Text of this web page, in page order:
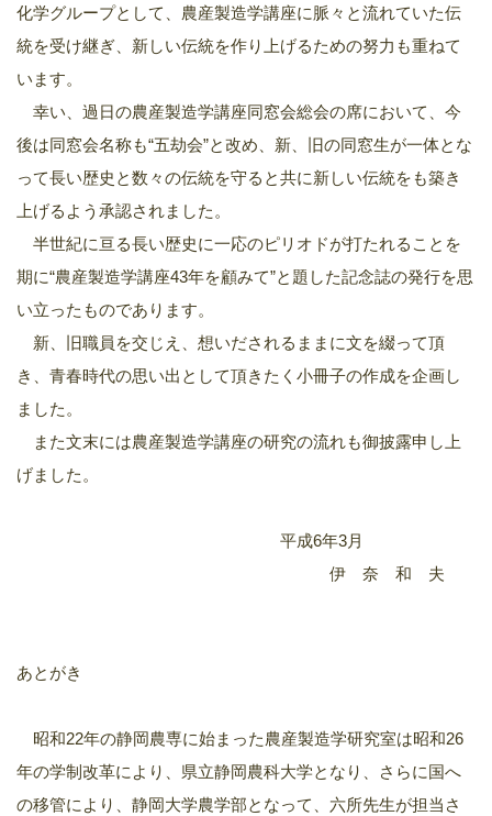
化学グループとして、農産製造学講座に脈々と流れていた伝
統を受け継ぎ、新しい伝統を作り上げるための努力も重ねて
います。
幸い、過日の農産製造学講座同窓会総会の席において、今
後は同窓会名称も“五劫会”と改め、新、旧の同窓生が一体とな
って長い歴史と数々の伝統を守ると共に新しい伝統をも築き
上げるよう承認されました。
半世紀に亘る長い歴史に一応のピリオドが打たれることを
期に“農産製造学講座43年を顧みて”と題した記念誌の発行を思
い立ったものであります。
新、旧職員を交じえ、想いだされるままに文を綴って頂
き、青春時代の思い出として頂きたく小冊子の作成を企画し
ました。
また文末には農産製造学講座の研究の流れも御披露申し上
げました。
平成6年3月
伊 奈 和 夫
あとがき
昭和22年の静岡農専に始まった農産製造学研究室は昭和26
年の学制改革により、県立静岡農科大学となり、さらに国へ
の移管により、静岡大学農学部となって、六所先生が担当さ